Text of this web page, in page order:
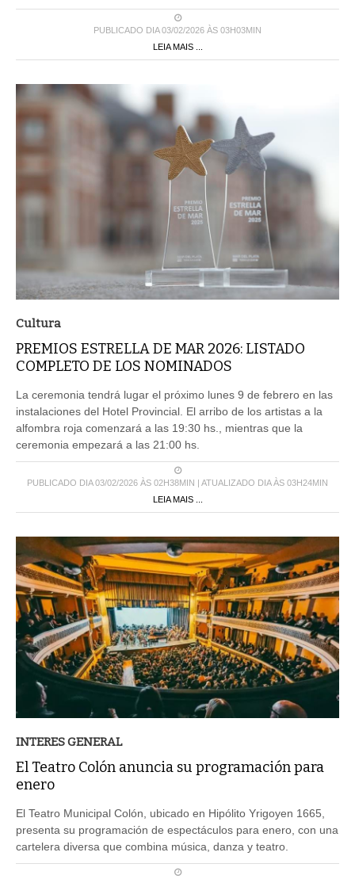
PUBLICADO DIA 03/02/2026 ÀS 03H03MIN
LEIA MAIS ...
Cultura
PREMIOS ESTRELLA DE MAR 2026: LISTADO
COMPLETO DE LOS NOMINADOS
La ceremonia tendrá lugar el próximo lunes 9 de febrero en las
instalaciones del Hotel Provincial. El arribo de los artistas a la
alfombra roja comenzará a las 19:30 hs., mientras que la
ceremonia empezará a las 21:00 hs.
PUBLICADO DIA 03/02/2026 ÀS 02H38MIN | ATUALIZADO DIA ÀS 03H24MIN
LEIA MAIS ...
INTERES GENERAL
El Teatro Colón anuncia su programación para
enero
El Teatro Municipal Colón, ubicado en Hipólito Yrigoyen 1665,
presenta su programación de espectáculos para enero, con una
cartelera diversa que combina música, danza y teatro.